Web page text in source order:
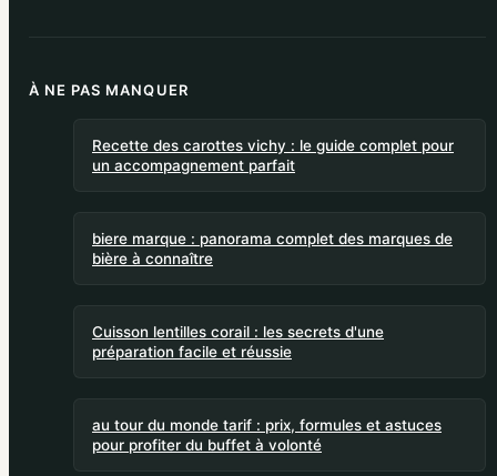
À NE PAS MANQUER
Recette des carottes vichy : le guide complet pour
un accompagnement parfait
biere marque : panorama complet des marques de
bière à connaître
Cuisson lentilles corail : les secrets d'une
préparation facile et réussie
au tour du monde tarif : prix, formules et astuces
pour profiter du buffet à volonté